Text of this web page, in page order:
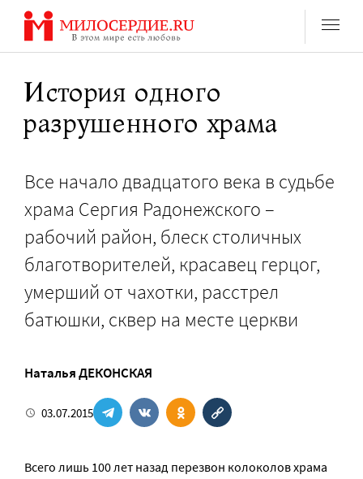
Перейти
содержанию
История одного
разрушенного храма
Все начало двадцатого века в судьбе
храма Сергия Радонежского –
рабочий район, блеск столичных
благотворителей, красавец герцог,
умерший от чахотки, расстрел
батюшки, сквер на месте церкви
Наталья ДЕКОНСКАЯ
03.07.2015
Всего лишь 100 лет назад перезвон колоколов храма